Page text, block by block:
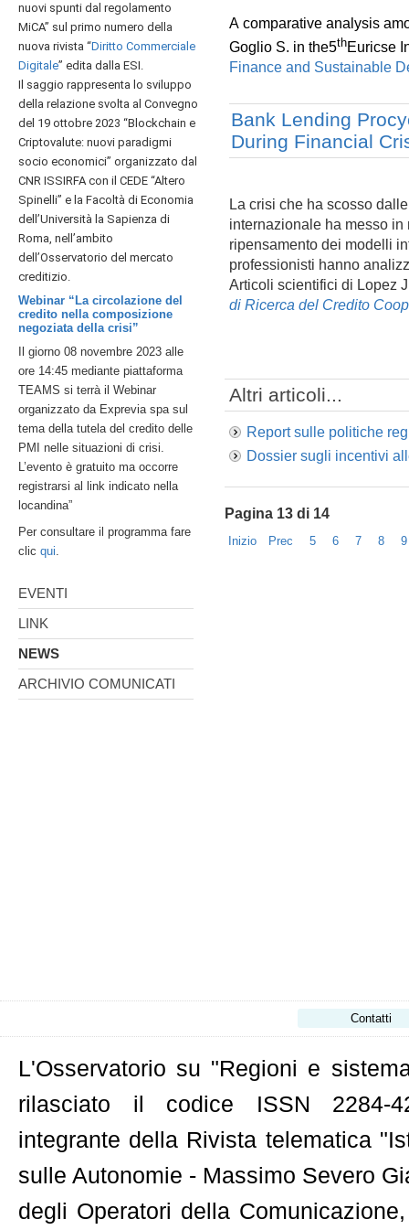
nuovi spunti dal regolamento
MiCA” sul primo numero della
nuova rivista “Diritto Commerciale
Digitale” edita dalla ESI.
Il saggio rappresenta lo sviluppo
della relazione svolta al Convegno
del 19 ottobre 2023 “Blockchain e
Criptovalute: nuovi paradigmi
socio economici” organizzato dal
CNR ISSIRFA con il CEDE “Altero
Spinelli” e la Facoltà di Economia
dell’Università la Sapienza di
Roma, nell’ambito
dell’Osservatorio del mercato
creditizio.
Webinar “La circolazione del
credito nella composizione
negoziata della crisi”
Il giorno 08 novembre 2023 alle
ore 14:45 mediante piattaforma
TEAMS si terrà il Webinar
organizzato da Exprevia spa sul
tema della tutela del credito delle
PMI nelle situazioni di crisi.
L’evento è gratuito ma occorre
registrarsi al link indicato nella
locandina”
Per consultare il programma fare
clic qui.
EVENTI
LINK
NEWS
ARCHIVIO COMUNICATI
A comparative analysis
Goglio S. in the5thEuricse
Finance and Sustainable
Bank Lending
During Financial
La crisi che ha scosso
internazionale ha messo
ripensamento dei modelli
professionisti hanno
Articoli scientifici di Lopez
di Ricerca del Credito
Altri articoli...
Report sulle politiche
Dossier sugli incentivi
Pagina 13 di 14
Inizio Prec 5 6 7 8 9
Contatti
L'Osservatorio su "Regioni e
rilasciato il codice ISSN 2284-
integrante della Rivista telematica
sulle Autonomie - Massimo Severo
degli Operatori della